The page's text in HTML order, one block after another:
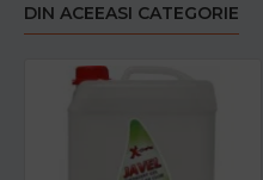
DIN ACEEASI CATEGORIE